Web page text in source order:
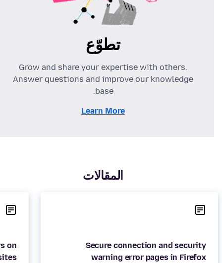
تطوّع
Grow and share your expertise with others.
Answer questions and improve our knowledge
base.
Learn More
المقالات
Secure connection and security
warning error pages in Firefox
on